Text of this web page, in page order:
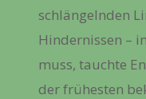
schlängelnden
Hindernissen –
muss, tauchte
der frühesten